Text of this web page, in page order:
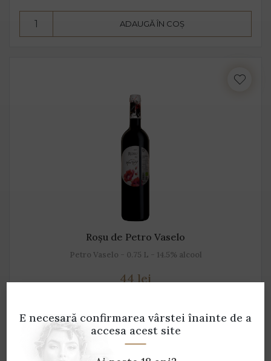
ADAUGĂ ÎN COȘ
Roșu de Petro Vaselo
Petro Vaselo - 0.75 L - 14.5% alcool
44 lei
ADAUGĂ ÎN COȘ
E necesară confirmarea vârstei înainte de a
accesa acest site